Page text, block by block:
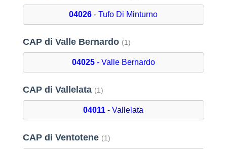
04026 - Tufo Di Minturno
CAP di Valle Bernardo (1)
04025- Valle Bernardo
CAP di Vallelata (1)
04011 - Vallelata
CAP di Ventotene (1)